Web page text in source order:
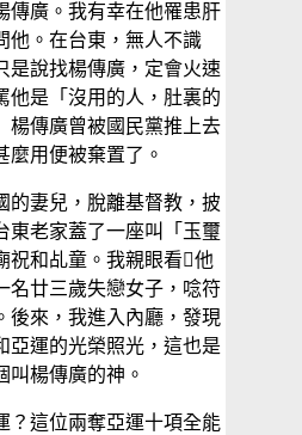
傳廣。我有幸在他罹患肝
他。在台東，無人不識
是說找楊傳廣，定會火速
他是「沒用的人，肚裏的
楊傳廣曾被國民黨推上去
麼用便被棄置了。
的妻兒，脫離基督教，披
東老家蓋了一座叫「玉璽
祝和乩童。我親眼看他
名廿三歲失戀女子，唸符
後來，我進入內廳，發現
亞運的光榮照光，這也是
叫楊傳廣的神。
？這位兩奪亞運十項全能